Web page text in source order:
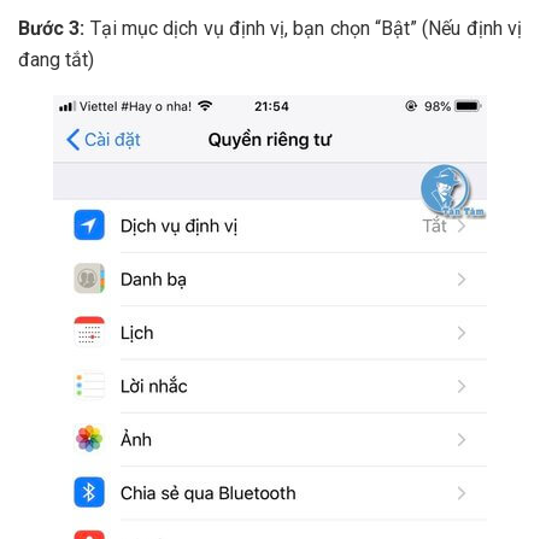
Bước 3: Tại mục dịch vụ định vị, bạn chọn “Bật” (Nếu định vị
đang tắt)